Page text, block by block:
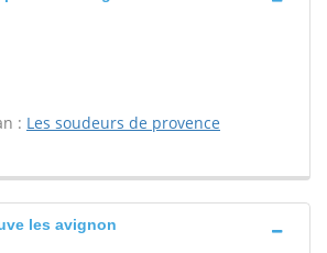
: Les soudeurs de provence
les avignon